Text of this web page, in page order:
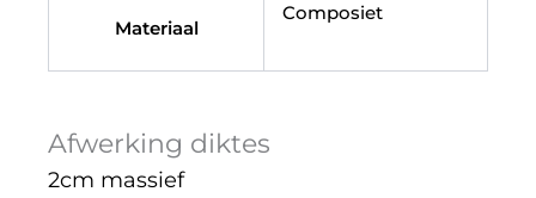
Materiaal
Composiet
Afwerking diktes
2cm massief